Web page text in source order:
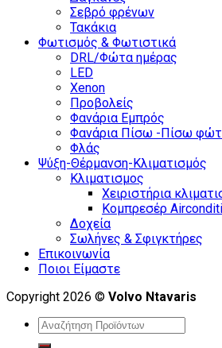
Σεβρό φρένων
Τακάκια
Φωτισμός & Φωτιστικά
DRL/Φώτα ημέρας
LED
Xenon
Προβολείς
Φανάρια Εμπρός
Φανάρια Πίσω -Πίσω
Φλάς
Ψύξη-Θέρμανση-Κλιματισμός
Κλιματισμος
Χειριστήρια
Κομπρεσέρ
Δοχεία
Σωλήνες & Σφιγκτήρες
Επικοινωνία
Ποιοι Είμαστε
Copyright 2026 © Volvo Ntavaris
Search